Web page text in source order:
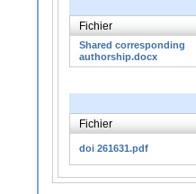
Fichier
Shared corresponding
authorship.docx
Fichier
doi 261631.pdf